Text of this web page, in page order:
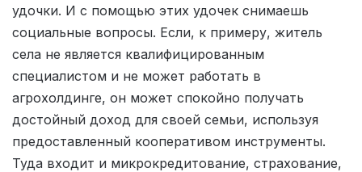
удочки. И с помощью этих удочек снимаешь
социальные вопросы. Если, к примеру, житель
села не является квалифицированным
специалистом и не может работать в
агрохолдинге, он может спокойно получать
достойный доход для своей семьи, используя
предоставленный кооперативом инструменты.
Туда входит и микрокредитование, страхование,